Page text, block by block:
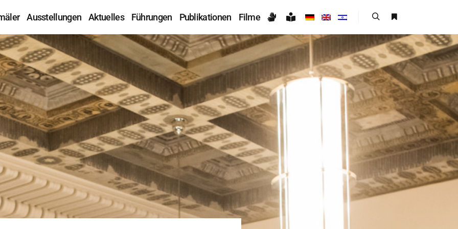
Ausstellungen Aktuelles Führungen Publikationen Filme